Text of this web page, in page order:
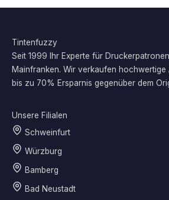
Tintenfuzzy
Seit 1999 Ihr Experte für
Mainfranken. Wir verkaufen
bis zu 70% Ersparnis gegenüber dem
Unsere Filialen
Schweinfurt
Würzburg
Bamberg
Bad Neustadt